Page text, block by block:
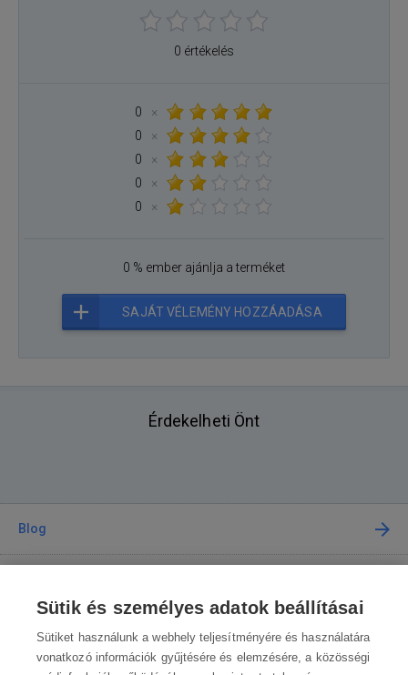
0 értékelés
0
×
0
×
0
×
0
×
0
×
0 % ember ajánlja a terméket
SAJÁT VÉLEMÉNY HOZZÁADÁSA
Érdekelheti Önt
Blog
A vásárlásról
Sütik és személyes adatok beállításai
Sütiket használunk a webhely teljesítményére és használatára
vonatkozó információk gyűjtésére és elemzésére, a közösségi